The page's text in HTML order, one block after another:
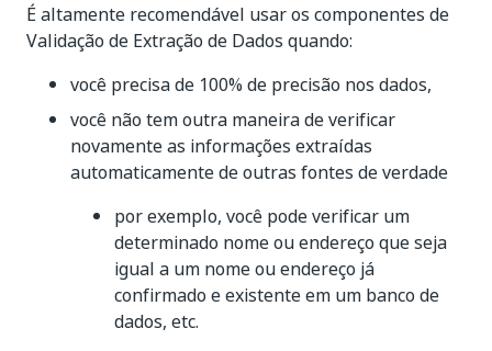
É altamente recomendável usar os componentes de
Validação de Extração de Dados quando:
você precisa de 100% de precisão nos dados,
você não tem outra maneira de verificar
novamente as informações extraídas
automaticamente de outras fontes de verdade
por exemplo, você pode verificar um
determinado nome ou endereço que seja
igual a um nome ou endereço já
confirmado e existente em um banco de
dados, etc.